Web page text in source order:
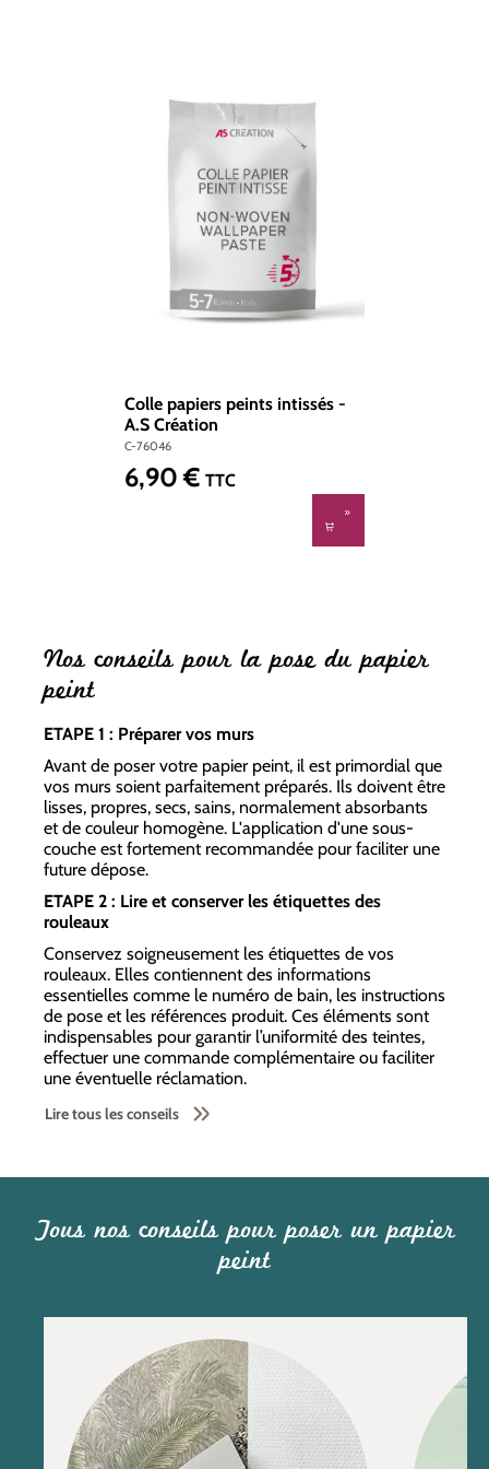
Colle papiers peints intissés -
A.S Création
C-76046
Prix régulier :
6,90 € TTC
Nos conseils pour la pose du papier
peint
ETAPE 1 : Préparer vos murs
Avant de poser votre papier peint, il est primordial que
vos murs soient parfaitement préparés. Ils doivent être
lisses, propres, secs, sains, normalement absorbants
et de couleur homogène. L'application d'une sous-
couche est fortement recommandée pour faciliter une
future dépose.
ETAPE 2 : Lire et conserver les étiquettes des
rouleaux
Conservez soigneusement les étiquettes de vos
rouleaux. Elles contiennent des informations
essentielles comme le numéro de bain, les instructions
de pose et les références produit. Ces éléments sont
indispensables pour garantir l’uniformité des teintes,
effectuer une commande complémentaire ou faciliter
une éventuelle réclamation.
Lire tous les conseils
Tous nos conseils pour poser un papier
peint